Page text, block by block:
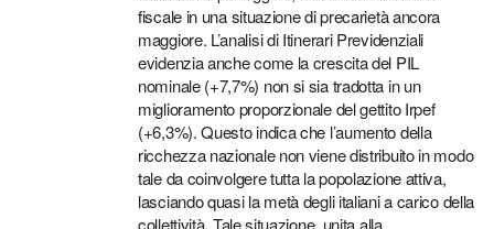
fiscale in una situazione di precarietà ancora
maggiore. L’analisi di Itinerari Previdenziali
evidenzia anche come la crescita del PIL
nominale (+7,7%) non si sia tradotta in un
miglioramento proporzionale del gettito Irpef
(+6,3%). Questo indica che l’aumento della
ricchezza nazionale non viene distribuito in modo
tale da coinvolgere tutta la popolazione attiva,
lasciando quasi la metà degli italiani a carico della
collettività. Tale situazione, unita alla